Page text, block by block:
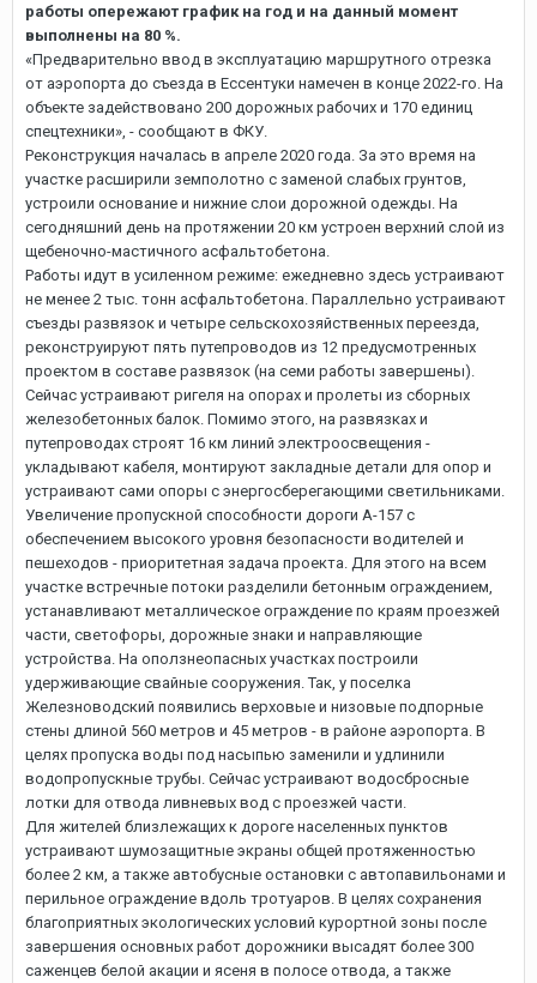
работы опережают график на год и на данный момент
выполнены на 80 %.
«Предварительно ввод в эксплуатацию маршрутного отрезка
от аэропорта до съезда в Ессентуки намечен в конце 2022-го. На
объекте задействовано 200 дорожных рабочих и 170 единиц
спецтехники», - сообщают в ФКУ.
Реконструкция началась в апреле 2020 года. За это время на
участке расширили земполотно с заменой слабых грунтов,
устроили основание и нижние слои дорожной одежды. На
сегодняшний день на протяжении 20 км устроен верхний слой из
щебеночно-мастичного асфальтобетона.
Работы идут в усиленном режиме: ежедневно здесь устраивают
не менее 2 тыс. тонн асфальтобетона. Параллельно устраивают
съезды развязок и четыре сельскохозяйственных переезда,
реконструируют пять путепроводов из 12 предусмотренных
проектом в составе развязок (на семи работы завершены).
Сейчас устраивают ригеля на опорах и пролеты из сборных
железобетонных балок. Помимо этого, на развязках и
путепроводах строят 16 км линий электроосвещения -
укладывают кабеля, монтируют закладные детали для опор и
устраивают сами опоры с энергосберегающими светильниками.
Увеличение пропускной способности дороги А-157 с
обеспечением высокого уровня безопасности водителей и
пешеходов - приоритетная задача проекта. Для этого на всем
участке встречные потоки разделили бетонным ограждением,
устанавливают металлическое ограждение по краям проезжей
части, светофоры, дорожные знаки и направляющие
устройства. На оползнеопасных участках построили
удерживающие свайные сооружения. Так, у поселка
Железноводский появились верховые и низовые подпорные
стены длиной 560 метров и 45 метров - в районе аэропорта. В
целях пропуска воды под насыпью заменили и удлинили
водопропускные трубы. Сейчас устраивают водосбросные
лотки для отвода ливневых вод с проезжей части.
Для жителей близлежащих к дороге населенных пунктов
устраивают шумозащитные экраны общей протяженностью
более 2 км, а также автобусные остановки с автопавильонами и
перильное ограждение вдоль тротуаров. В целях сохранения
благоприятных экологических условий курортной зоны после
завершения основных работ дорожники высадят более 300
саженцев белой акации и ясеня в полосе отвода, а также